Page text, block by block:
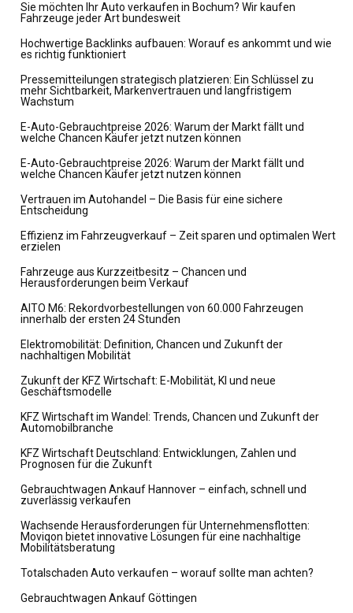
Sie möchten Ihr Auto verkaufen in Bochum? Wir kaufen
Fahrzeuge jeder Art bundesweit
Hochwertige Backlinks aufbauen: Worauf es ankommt und wie
es richtig funktioniert
Pressemitteilungen strategisch platzieren: Ein Schlüssel zu
mehr Sichtbarkeit, Markenvertrauen und langfristigem
Wachstum
E-Auto-Gebrauchtpreise 2026: Warum der Markt fällt und
welche Chancen Käufer jetzt nutzen können
E-Auto-Gebrauchtpreise 2026: Warum der Markt fällt und
welche Chancen Käufer jetzt nutzen können
Vertrauen im Autohandel – Die Basis für eine sichere
Entscheidung
Effizienz im Fahrzeugverkauf – Zeit sparen und optimalen Wert
erzielen
Fahrzeuge aus Kurzzeitbesitz – Chancen und
Herausforderungen beim Verkauf
AITO M6: Rekordvorbestellungen von 60.000 Fahrzeugen
innerhalb der ersten 24 Stunden
Elektromobilität: Definition, Chancen und Zukunft der
nachhaltigen Mobilität
Zukunft der KFZ Wirtschaft: E-Mobilität, KI und neue
Geschäftsmodelle
KFZ Wirtschaft im Wandel: Trends, Chancen und Zukunft der
Automobilbranche
KFZ Wirtschaft Deutschland: Entwicklungen, Zahlen und
Prognosen für die Zukunft
Gebrauchtwagen Ankauf Hannover – einfach, schnell und
zuverlässig verkaufen
Wachsende Herausforderungen für Unternehmensflotten:
Moviqon bietet innovative Lösungen für eine nachhaltige
Mobilitätsberatung
Totalschaden Auto verkaufen – worauf sollte man achten?
Gebrauchtwagen Ankauf Göttingen